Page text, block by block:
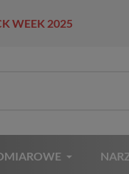
WEEK 2025